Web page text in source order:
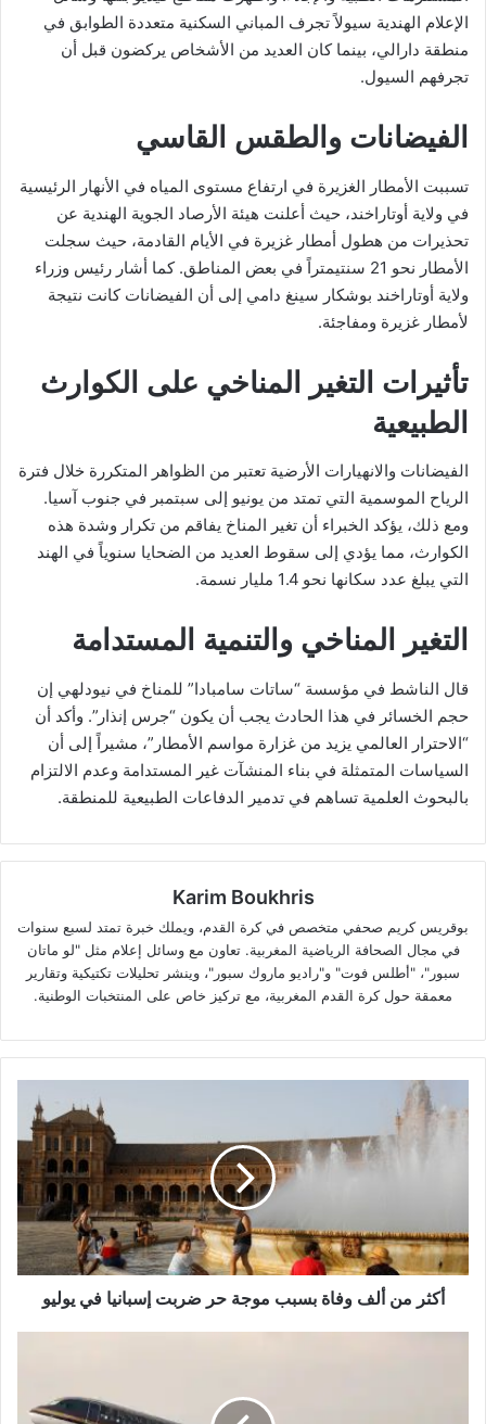
الإعلام الهندية سيولاً تجرف المباني السكنية متعددة الطوابق في
منطقة دارالي، بينما كان العديد من الأشخاص يركضون قبل أن
تجرفهم السيول.
الفيضانات والطقس القاسي
تسببت الأمطار الغزيرة في ارتفاع مستوى المياه في الأنهار الرئيسية
في ولاية أوتاراخند، حيث أعلنت هيئة الأرصاد الجوية الهندية عن
تحذيرات من هطول أمطار غزيرة في الأيام القادمة، حيث سجلت
الأمطار نحو 21 سنتيمتراً في بعض المناطق. كما أشار رئيس وزراء
ولاية أوتاراخند بوشكار سينغ دامي إلى أن الفيضانات كانت نتيجة
لأمطار غزيرة ومفاجئة.
تأثيرات التغير المناخي على الكوارث
الطبيعية
الفيضانات والانهيارات الأرضية تعتبر من الظواهر المتكررة خلال فترة
الرياح الموسمية التي تمتد من يونيو إلى سبتمبر في جنوب آسيا.
ومع ذلك، يؤكد الخبراء أن تغير المناخ يفاقم من تكرار وشدة هذه
الكوارث، مما يؤدي إلى سقوط العديد من الضحايا سنوياً في الهند
التي يبلغ عدد سكانها نحو 1.4 مليار نسمة.
التغير المناخي والتنمية المستدامة
قال الناشط في مؤسسة “ساتات سامبادا” للمناخ في نيودلهي إن
حجم الخسائر في هذا الحادث يجب أن يكون “جرس إنذار”. وأكد أن
“الاحترار العالمي يزيد من غزارة مواسم الأمطار”، مشيراً إلى أن
السياسات المتمثلة في بناء المنشآت غير المستدامة وعدم الالتزام
بالبحوث العلمية تساهم في تدمير الدفاعات الطبيعية للمنطقة.
Karim Boukhris
بوقريس كريم صحفي متخصص في كرة القدم، ويملك خبرة تمتد لسبع سنوات
في مجال الصحافة الرياضية المغربية. تعاون مع وسائل إعلام مثل "لو ماتان
سبور"، "أطلس فوت" و"راديو ماروك سبور"، وينشر تحليلات تكتيكية وتقارير
معمقة حول كرة القدم المغربية، مع تركيز خاص على المنتخبات الوطنية.
من
ضربت
إسبانيا
أكثر من ألف وفاة بسبب موجة حر ضربت إسبانيا في يوليو